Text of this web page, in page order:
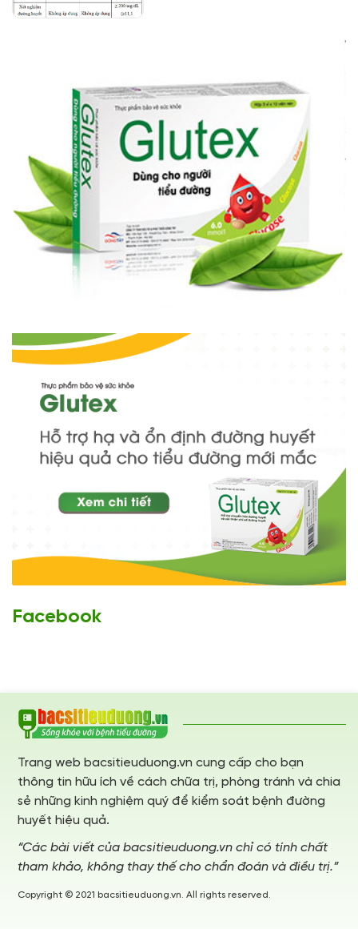
Facebook
Trang web bacsitieuduong.vn cung cấp cho bạn
thông tin hữu ích về cách chữa trị, phòng tránh và chia
sẻ những kinh nghiệm quý để kiểm soát bệnh đường
huyết hiệu quả.
“Các bài viết của bacsitieuduong.vn chỉ có tính chất
tham khảo, không thay thế cho chẩn đoán và điều trị.”
Copyright © 2021 bacsitieuduong.vn. All rights reserved.